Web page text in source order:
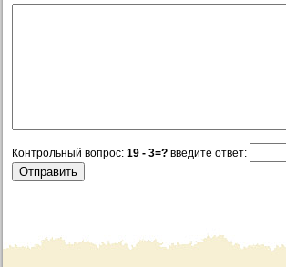
Контрольный вопрос: 19 - 3=? введите ответ: